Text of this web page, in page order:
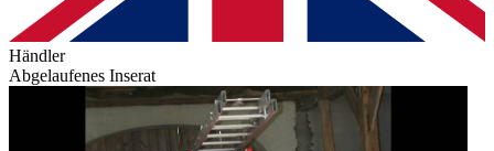
Händler
Abgelaufenes Inserat